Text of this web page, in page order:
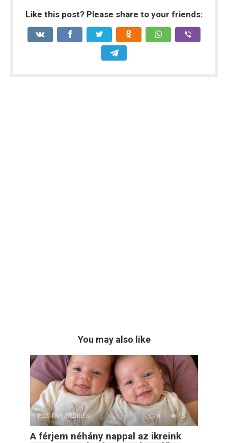
Like this post? Please share to your friends:
You may also like
POSITIVE STORIES 0 15
A férjem néhány nappal az ikreink